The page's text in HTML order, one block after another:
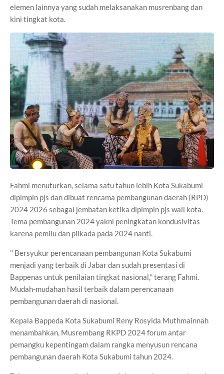
elemen lainnya yang sudah melaksanakan musrenbang dan
kini tingkat kota.
Fahmi menuturkan, selama satu tahun lebih Kota Sukabumi
dipimpin pjs dan dibuat rencama pembangunan daerah (RPD)
2024 2026 sebagai jembatan ketika dipimpin pjs wali kota.
Tema pembangunan 2024 yakni peningkatan kondusivitas
karena pemilu dan pilkada pada 2024 nanti.
'' Bersyukur perencanaan pembangunan Kota Sukabumi
menjadi yang terbaik di Jabar dan sudah presentasi di
Bappenas untuk penilaian tingkat nasional,'' terang Fahmi.
Mudah-mudahan hasil terbaik dalam perencanaan
pembangunan daerah di nasional.
Kepala Bappeda Kota Sukabumi Reny Rosyida Muthmainnah
menambahkan, Musrembang RKPD 2024 forum antar
pemangku kepentingam dalam rangka menyusun rencana
pembangunan daerah Kota Sukabumi tahun 2024.